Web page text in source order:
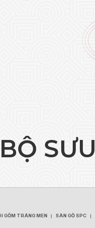
BỘ SƯU
GỐM TRÁNG MEN SÀN GỖ SPC